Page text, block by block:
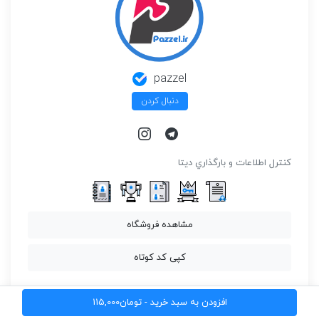
pazzel
دنبال کردن
كنترل اطلاعات و بارگذاري ديتا
مشاهده فروشگاه
کپی کد کوتاه
روش هاي پرداختافزودن به سبد خرید -تومان115,000